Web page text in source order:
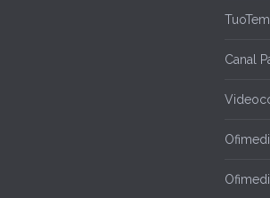
Canal